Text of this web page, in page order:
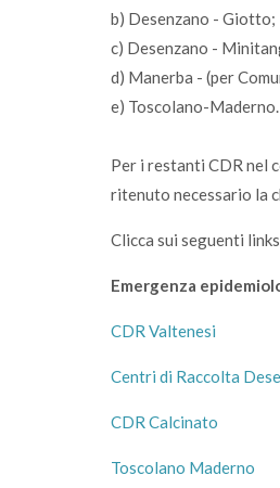
b) Desenzano - Giotto;
c) Desenzano -
d) Manerba - (per
e) Toscolano-Maderno.
Per i restanti CDR nel
ritenuto necessario la
Clicca sui seguenti
Emergenza
CDR Valtenesi
Centri di Raccolta
CDR Calcinato
Toscolano Maderno